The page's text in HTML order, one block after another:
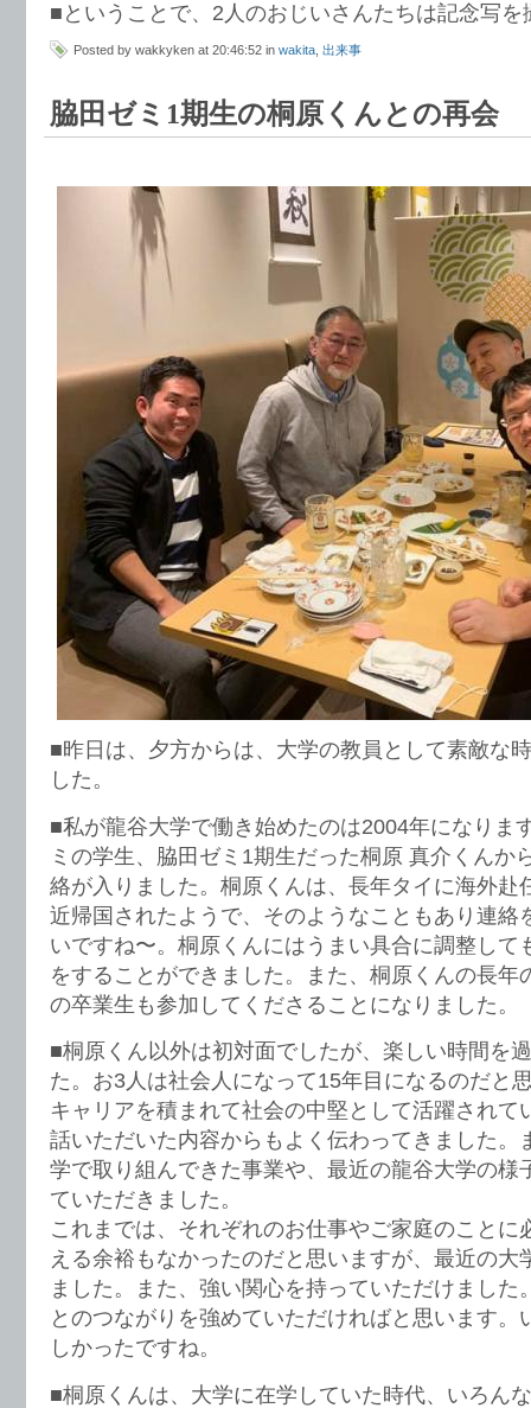
■ということで、2人のおじいさんたちは記念写を
Posted by wakkyken at 20:46:52 in wakita 出来事
脇田ゼミ1期生の桐原くんとの再会
■昨日は、夕方からは、大学の教員として素敵な
した。
■私が龍谷大学で働き始めたのは2004年になりま
ミの学生、脇田ゼミ1期生だった桐原 真介くんか
絡が入りました。桐原くんは、長年タイに海外赴
近帰国されたようで、そのようなこともあり連絡
いですね〜。桐原くんにはうまい具合に調整して
をすることができました。また、桐原くんの長年
の卒業生も参加してくださることになりました。
■桐原くん以外は初対面でしたが、楽しい時間を
た。お3人は社会人になって15年目になるのだと
キャリアを積まれて社会の中堅として活躍されて
話いただいた内容からもよく伝わってきました。
学で取り組んできた事業や、最近の龍谷大学の様
ていただきました。
これまでは、それぞれのお仕事やご家庭のことに
える余裕もなかったのだと思いますが、最近の大
ました。また、強い関心を持っていただけました
とのつながりを強めていただければと思います。
しかったですね。
■桐原くんは、大学に在学していた時代、いろん